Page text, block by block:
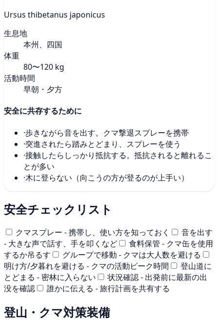
Ursus thibetanus japonicus
生息地
本州、四国
体重
80〜120 kg
活動時間
早朝・夕方
安全に共存するために
·歩きながら音を出す。クマ撃退スプレーを携帯
·突進されたら踏みとどまり、スプレーを使う
·接触したらしっかり抵抗する。抵抗されると離れるこ
とが多い
·木に登らない（向こうの方が登るのが上手い）
安全チェックリスト
クマスプレー - 携帯し、使い方を知っておく
音を出す
- 大きな声で話す、手を叩くなど
食料保管 - クマ缶を使用
するか吊るす
グループで移動 - クマは大人数を避ける
明け方/夕暮れを避ける - クマの活動ピーク時間
登山道に
とどまる - 密林に入らない
状況確認 - 出発前に最新の出
没を確認
誰かに伝える - 旅行計画を共有する
登山・クマ対策装備